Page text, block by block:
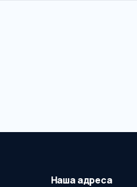
Наша адреса